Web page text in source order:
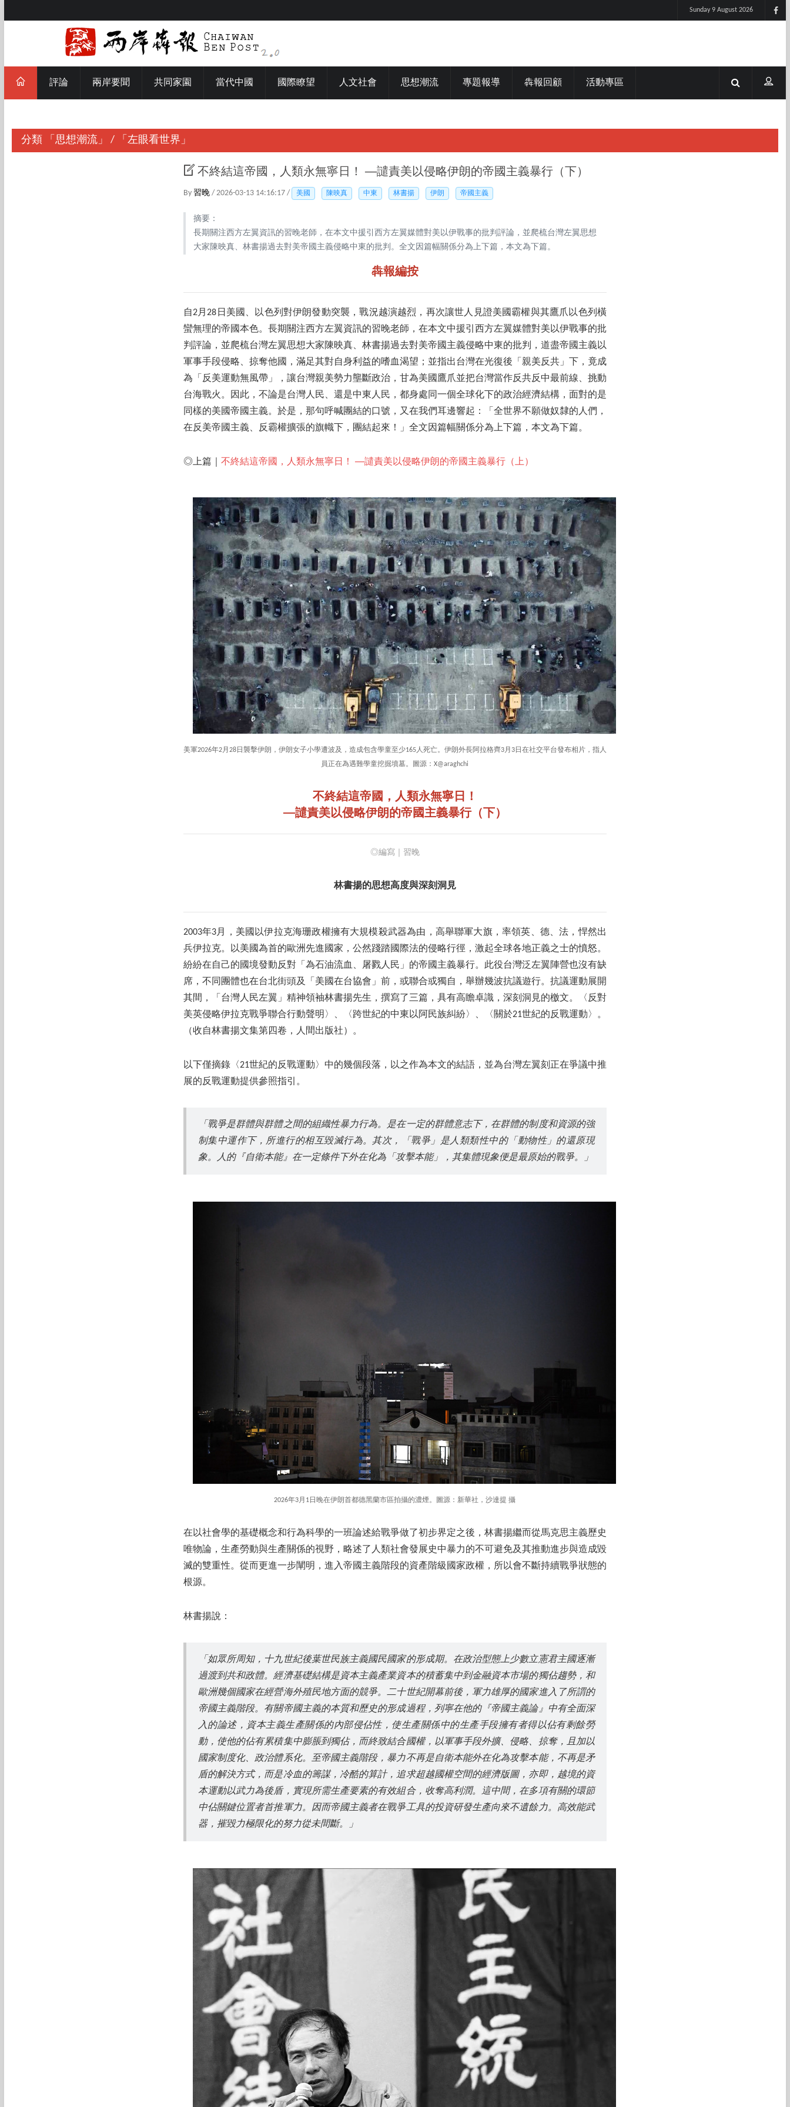
Sunday 9 August 2026
評論 兩岸要聞 共同家園 當代中國 國際瞭望 人文社會 思想潮流 專題報導 犇報回顧 活動專區
分類 「思想潮流」 / 「左眼看世界」
不終結這帝國，人類永無寧日！ ──譴責美以侵略伊朗的帝國主義暴行（下）
By 習晚 / 2026-03-13 14:16:17 / 美國 陳映真 中東 林書揚 伊朗 帝國主義
摘要：
長期關注西方左翼資訊的習晚老師，在本文中援引西方左翼媒體對美以伊戰事的批判評論，並爬梳台灣左翼思想
大家陳映真、林書揚過去對美帝國主義侵略中東的批判。全文因篇幅關係分為上下篇，本文為下篇。
犇報編按
自2月28日美國、以色列對伊朗發動突襲，戰況越演越烈，再次讓世人見證美國霸權與其鷹爪以色列橫
蠻無理的帝國本色。長期關注西方左翼資訊的習晚老師，在本文中援引西方左翼媒體對美以伊戰事的批
判評論，並爬梳台灣左翼思想大家陳映真、林書揚過去對美帝國主義侵略中東的批判，道盡帝國主義以
軍事手段侵略、掠奪他國，滿足其對自身利益的嗜血渴望；並指出台灣在光復後「親美反共」下，竟成
為「反美運動無風帶」，讓台灣親美勢力壟斷政治，甘為美國鷹爪並把台灣當作反共反中最前線、挑動
台海戰火。因此，不論是台灣人民、還是中東人民，都身處同一個全球化下的政治經濟結構，面對的是
同樣的美國帝國主義。於是，那句呼喊團結的口號，又在我們耳邊響起：「全世界不願做奴隸的人們，
在反美帝國主義、反霸權擴張的旗幟下，團結起來！」全文因篇幅關係分為上下篇，本文為下篇。
◎上篇｜ 不終結這帝國，人類永無寧日！ ──譴責美以侵略伊朗的帝國主義暴行（上）
美軍2026年2月28日襲擊伊朗，伊朗女子小學遭波及，造成包含學童至少165人死亡。伊朗外長阿拉格齊3月3日在社交平台發布相片，指人
員正在為遇難學童挖掘墳墓。圖源：X@araghchi
不終結這帝國，人類永無寧日！
──譴責美以侵略伊朗的帝國主義暴行（下）
◎編寫｜習晚
林書揚的思想高度與深刻洞見
2003年3月，美國以伊拉克海珊政權擁有大規模殺武器為由，高舉聯軍大旗，率領英、德、法，悍然出
兵伊拉克。以美國為首的歐洲先進國家，公然踐踏國際法的侵略行徑，激起全球各地正義之士的憤怒。
紛紛在自己的國境發動反對「為石油流血、屠戮人民」的帝國主義暴行。此役台灣泛左翼陣營也沒有缺
席，不同團體也在台北街頭及「美國在台協會」前，或聯合或獨自，舉辦幾波抗議遊行。抗議運動展開
其間，「台灣人民左翼」精神領袖林書揚先生，撰寫了三篇，具有高瞻卓識，深刻洞見的檄文。〈反對
美英侵略伊拉克戰爭聯合行動聲明〉、〈跨世紀的中東以阿民族糾紛〉、〈關於21世紀的反戰運動〉。
（收自林書揚文集第四卷，人間出版社）。
以下僅摘錄〈21世紀的反戰運動〉中的幾個段落，以之作為本文的結語，並為台灣左翼刻正在爭議中推
展的反戰運動提供參照指引。
「戰爭是群體與群體之間的組織性暴力行為。是在一定的群體意志下，在群體的制度和資源的強
制集中運作下，所進行的相互毀滅行為。其次，「戰爭」是人類類性中的「動物性」的還原現
象。人的『自衛本能』在一定條件下外在化為「攻擊本能」，其集體現象便是最原始的戰爭。」
2026年3月1日晚在伊朗首都德黑蘭市區拍攝的濃煙。圖源：新華社，沙達提 攝
在以社會學的基礎概念和行為科學的一班論述給戰爭做了初步界定之後，林書揚繼而從馬克思主義歷史
唯物論，生產勞動與生產關係的視野，略述了人類社會發展史中暴力的不可避免及其推動進步與造成毀
滅的雙重性。從而更進一步闡明，進入帝國主義階段的資產階級國家政權，所以會不斷持續戰爭狀態的
根源。
林書揚說：
「如眾所周知，十九世紀後葉世民族主義國民國家的形成期。在政治型態上少數立憲君主國逐漸
過渡到共和政體。經濟基礎結構是資本主義產業資本的積蓄集中到金融資本市場的獨佔趨勢，和
歐洲幾個國家在經營海外殖民地方面的競爭。二十世紀開幕前後，軍力雄厚的國家進入了所謂的
帝國主義階段。有關帝國主義的本質和歷史的形成過程，列寧在他的『帝國主義論』中有全面深
入的論述，資本主義生產關係的內部侵佔性，使生產關係中的生產手段擁有者得以佔有剩餘勞
動，使他的佔有累積集中膨脹到獨佔，而終致結合國權，以軍事手段外擴、侵略、掠奪，且加以
國家制度化、政治體系化。至帝國主義階段，暴力不再是自衛本能外在化為攻擊本能，不再是矛
盾的解決方式，而是冷血的籌謀，冷酷的算計，追求超越國權空間的經濟版圖，亦即，越境的資
本運動以武力為後盾，實現所需生產要素的有效組合，收奪高利潤。這中間，在多項有關的環節
中佔關鍵位置者首推軍力。因而帝國主義者在戰爭工具的投資研發生產向來不遺餘力。高效能武
器，摧毀力極限化的努力從未間斷。」